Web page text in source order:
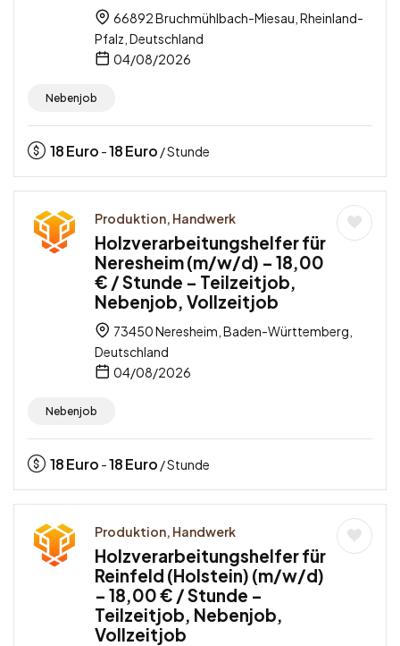
66892 Bruchmühlbach-Miesau, Rheinland-
Pfalz, Deutschland
04/08/2026
Nebenjob
18Euro -18Euro / Stunde
Produktion, Handwerk
Holzverarbeitungshelfer für
Neresheim (m/w/d) – 18,00
€ / Stunde – Teilzeitjob,
Nebenjob, Vollzeitjob
73450 Neresheim, Baden-Württemberg,
Deutschland
04/08/2026
Nebenjob
18Euro -18Euro / Stunde
Produktion, Handwerk
Holzverarbeitungshelfer für
Reinfeld (Holstein) (m/w/d)
– 18,00 € / Stunde –
Teilzeitjob, Nebenjob,
Vollzeitjob